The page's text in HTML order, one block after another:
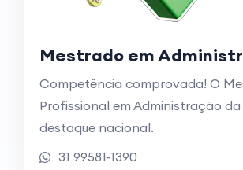
Mestrado em
Competência comprovada! O
Profissional em Administração da
destaque nacional.
31 99581-1390